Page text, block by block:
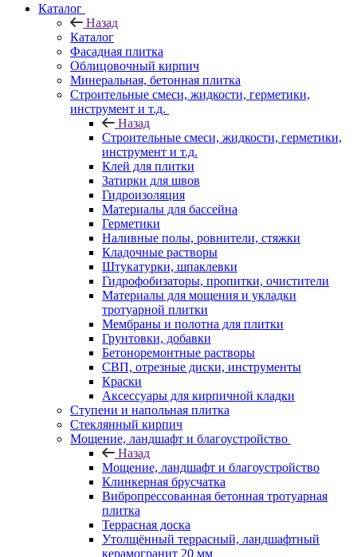
Каталог
Назад
Каталог
Фасадная плитка
Облицовочный кирпич
Минеральная, бетонная плитка
Строительные смеси, жидкости, герметики,
инструмент и т.д.
Назад
Строительные смеси, жидкости, герметики,
инструмент и т.д.
Клей для плитки
Затирки для швов
Гидроизоляция
Материалы для бассейна
Герметики
Наливные полы, ровнители, стяжки
Кладочные растворы
Штукатурки, шпаклевки
Гидрофобизаторы, пропитки, очистители
Материалы для мощения и укладки
тротуарной плитки
Мембраны и полотна для плитки
Грунтовки, добавки
Бетоноремонтные растворы
СВП, отрезные диски, инструменты
Краски
Аксессуары для кирпичной кладки
Ступени и напольная плитка
Cтеклянный кирпич
Мощение, ландшафт и благоустройство
Назад
Мощение, ландшафт и благоустройство
Клинкерная брусчатка
Вибропрессованная бетонная тротуарная
плитка
Террасная доска
Утолщённый террасный, ландшафтный
керамогранит 20 мм